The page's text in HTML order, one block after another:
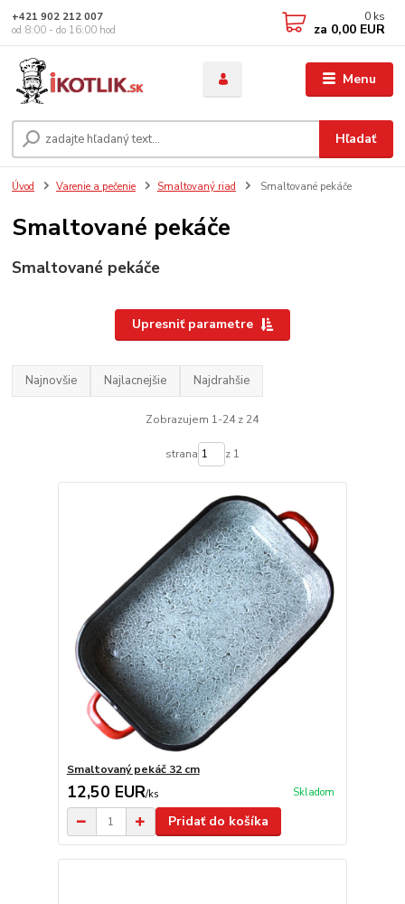
Menu
Hľadať
+421 902 212 007
od 8:00 - do 16:00 hod
0 ks
za 0,00 EUR
Úvod Varenie a pečenie Smaltovaný riad Smaltované pekáče
Smaltované pekáče
Smaltované pekáče
Upresniť parametre
Najnovšie Najlacnejšie Najdrahšie
Zobrazujem 1-24 z 24
strana z 1
Smaltovaný pekáč 32 cm
12,50 EUR/ks Skladom
Pridať do košíka